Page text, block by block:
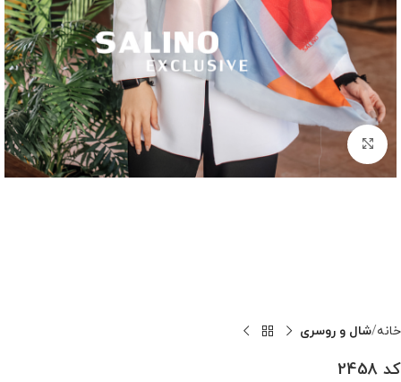
بزرگنمایی تصویر
خانه شال و روسری
کد 2458